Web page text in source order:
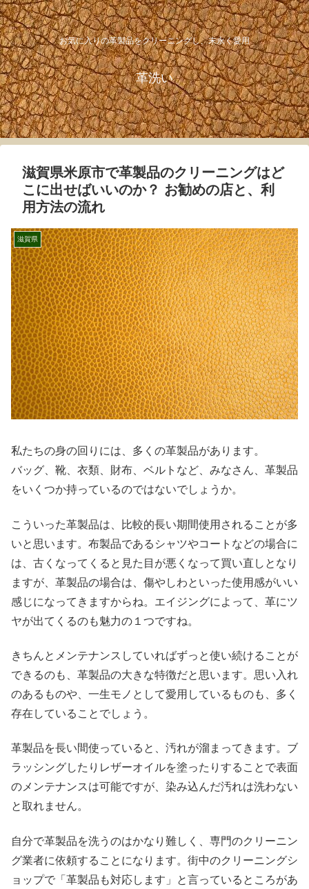
お気に入りの革製品をクリーニングし、末永く愛用
革洗い
滋賀県米原市で革製品のクリーニングはど
こに出せばいいのか？ お勧めの店と、利
用方法の流れ
滋賀県
私たちの身の回りには、多くの革製品があります。
バッグ、靴、衣類、財布、ベルトなど、みなさん、革製品
をいくつか持っているのではないでしょうか。
こういった革製品は、比較的長い期間使用されることが多
いと思います。布製品であるシャツやコートなどの場合に
は、古くなってくると見た目が悪くなって買い直しとなり
ますが、革製品の場合は、傷やしわといった使用感がいい
感じになってきますからね。エイジングによって、革にツ
ヤが出てくるのも魅力の１つですね。
きちんとメンテナンスしていればずっと使い続けることが
できるのも、革製品の大きな特徴だと思います。思い入れ
のあるものや、一生モノとして愛用しているものも、多く
存在していることでしょう。
革製品を長い間使っていると、汚れが溜まってきます。ブ
ラッシングしたりレザーオイルを塗ったりすることで表面
のメンテナンスは可能ですが、染み込んだ汚れは洗わない
と取れません。
自分で革製品を洗うのはかなり難しく、専門のクリーニン
グ業者に依頼することになります。街中のクリーニングシ
ョップで「革製品も対応します」と言っているところがあ